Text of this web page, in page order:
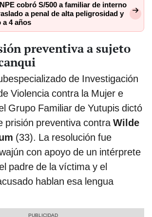
cobró S/500 a familiar de interno
a penal de alta peligrosidad y
a 4 años
preventiva a sujeto
de Investigación
Violencia contra la Mujer e
Grupo Familiar de Yutupis dictó
prisión preventiva contraWilde
(33). La resolución fue
con apoyo de un intérprete
padre de la víctima y el
hablan esa lengua